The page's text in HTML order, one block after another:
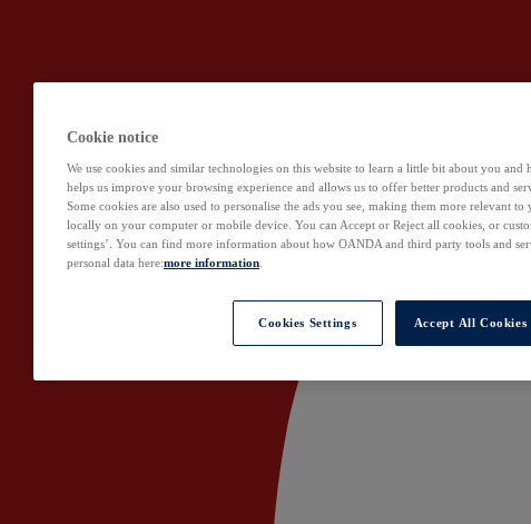
Cookie notice
We use cookies and similar technologies on this website to learn a little bit about you
helps us improve your browsing experience and allows us to offer better products and
Some cookies are also used to personalise the ads you see, making them more relevant to
locally on your computer or mobile device. You can Accept or Reject all cookies, or
settings’. You can find more information about how OANDA and third party tools and
personal data here:more information
Cookies Settings Accept All Cookies